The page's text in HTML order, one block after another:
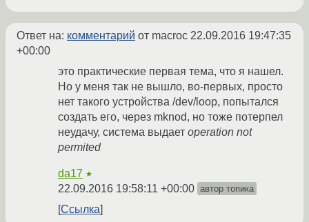
Ответ на: комментарий от macroc 22.09.2016 19:47:35
+00:00
это практические первая тема, что я нашел.
Но у меня так не вышло, во-первых, просто
нет такого устройства /dev/loop, попытался
создать его, через mknod, но тоже потерпел
неудачу, система выдает operation not
permited
da17 ★
22.09.2016 19:58:11 +00:00 автор топика
Ссылка